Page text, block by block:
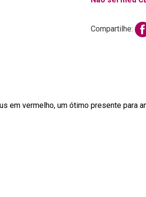
Compartilhe:
em vermelho, um ótimo presente para